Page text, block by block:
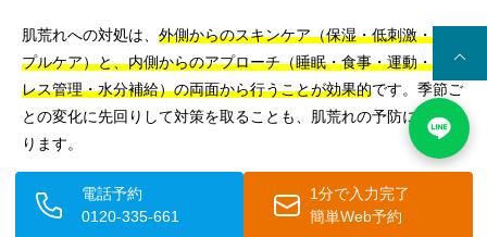
肌荒れへの対処は、 外側からのスキンケア（保湿・低刺激・シン
プルケア）と、内側からのアプローチ（睡眠・食事・運動・スト
レス管理・水分補給）の両面から行うことが効果的です。季節ご
との変化に先回りして対策を取ることも、肌荒れの予防につなが
ります。
セルフケアで改善が見られない場合や、症状が重い・長引いてい
る場合は、専門的な医療機関での診察や治療を積極的に検討しま
電話予約
0120-335-661
1分で入力完了
簡単Web予約